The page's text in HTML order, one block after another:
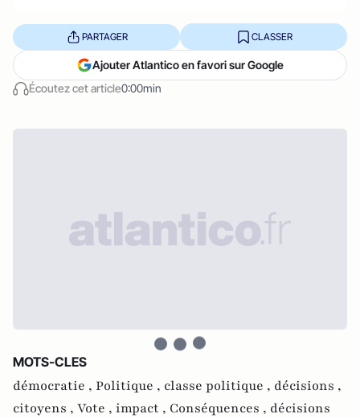
Écoutez cet article0:00min
PARTAGER CLASSER
Ajouter Atlantico en favori sur Google
MOTS-CLES
démocratie , Politique , classe politique , décisions ,
citoyens , Vote , impact , Conséquences , décisions